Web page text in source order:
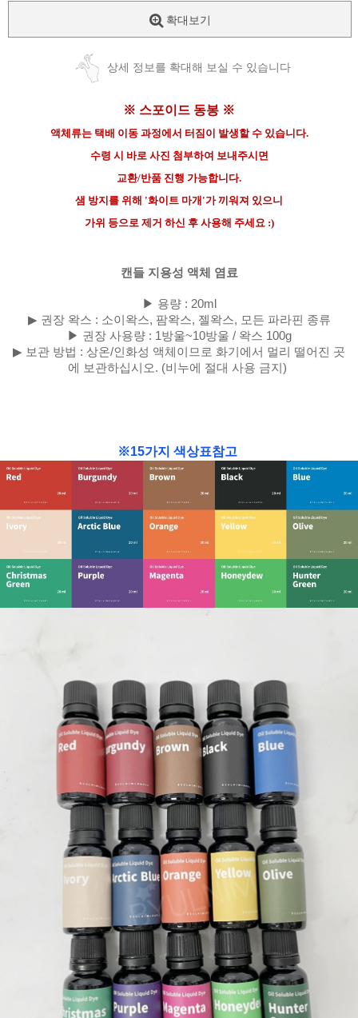
확대보기
상세 정보를 확대해 보실 수 있습니다
※ 스포이드 동봉 ※
액체류는 택배 이동 과정에서 터짐이 발생할 수 있습니다.
수령 시 바로 사진 첨부하여 보내주시면
교환/반품 진행 가능합니다.
샘 방지를 위해 '화이트 마개'가 끼워져 있으니
가위 등으로 제거 하신 후 사용해 주세요 :)
캔들 지용성 액체 염료
▶ 용량 : 20ml
▶ 권장 왁스 : 소이왁스, 팜왁스, 젤왁스, 모든 파라핀 종류
▶ 권장 사용량 : 1방울~10방울 / 왁스 100g
▶ 보관 방법 : 상온/인화성 액체이므로 화기에서 멀리 떨어진 곳
에 보관하십시오. (비누에 절대 사용 금지)
※15가지 색상표참고